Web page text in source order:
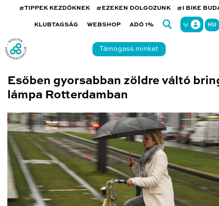
#TIPPEK KEZDŐKNEK #EZEKEN DOLGOZUNK #I BIKE
KLUBTAGSÁG WEBSHOP ADÓ 1% HU
Támogass minket
Esőben gyorsabban zöldre váltó
lámpa Rotterdamban